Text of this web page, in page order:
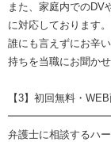
また、家庭内でのDV
に対応しております。
誰にも言えずにお辛
持ちを当職にお聞かせ
【3】初回無料・
弁護士に相談するハ